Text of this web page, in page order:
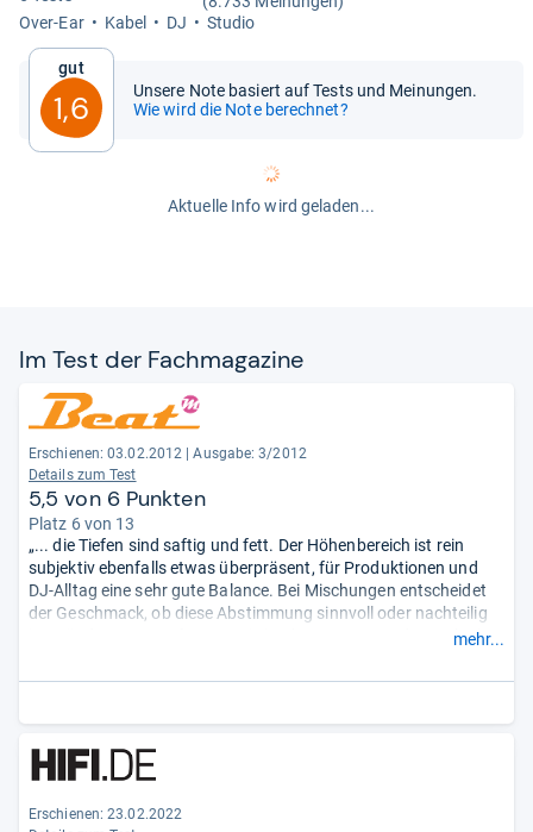
Over-​Ear
Kabel DJ Stu­dio
Gut
1,6
Unsere Note basiert auf Tests und Meinungen.
Wie wird die Note berechnet?
Aktuelle Info wird geladen...
Im Test der Fach­ma­ga­zine
Erschienen: 03.02.2012
Ausgabe: 3/2012
Details zum Test
5,5 von 6 Punkten
Platz 6 von 13
„... die Tiefen sind saftig und fett. Der Höhenbereich ist rein
subjektiv ebenfalls etwas überpräsent, für Produktionen und
DJ-Alltag eine sehr gute Balance. Bei Mischungen entscheidet
der Geschmack, ob diese Abstimmung sinnvoll oder nachteilig
ist. Für den ausgerufenen Preis ist der DT-770 Pro dennoch ein
durchaus zurecht innehat.“
mehr...
Erschienen: 23.02.2022